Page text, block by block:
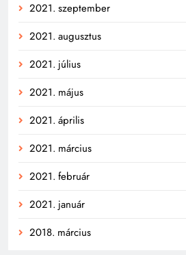
2021. szeptember
2021. augusztus
2021. július
2021. május
2021. április
2021. március
2021. február
2021. január
2018. március